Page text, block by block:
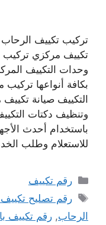
تركيب تكييف
تكييف مركزي تركيب
وحدات التكييف
بكافة أنواعها
التكييف صيانة
وتنظيف دكتات
باستخدام أحدث
للاستعلام وطلب
التصنيفات
رقم تكييف
الوسوم
رقم تصليح
الرحاب, رقم تكييف